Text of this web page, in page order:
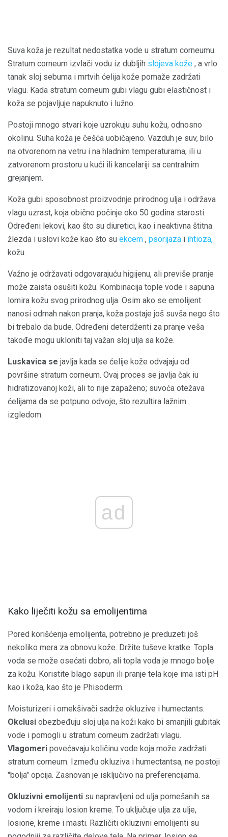
Suva koža je rezultat nedostatka vode u stratum corneumu.
Stratum corneum izvlači vodu iz dubljih slojeva kože , a vrlo
tanak sloj sebuma i mrtvih ćelija kože pomaže zadržati
vlagu. Kada stratum corneum gubi vlagu gubi elastičnost i
koža se pojavljuje napuknuto i lužno.
Postoji mnogo stvari koje uzrokuju suhu kožu, odnosno
okolinu. Suha koža je češća uobičajeno. Vazduh je suv, bilo
na otvorenom na vetru i na hladnim temperaturama, ili u
zatvorenom prostoru u kući ili kancelariji sa centralnim
grejanjem.
Koža gubi sposobnost proizvodnje prirodnog ulja i održava
vlagu uzrast, koja obično počinje oko 50 godina starosti.
Određeni lekovi, kao što su diuretici, kao i neaktivna štitna
žlezda i uslovi kože kao što su ekcem , psorijaza i ihtioza,
kožu.
Važno je održavati odgovarajuću higijenu, ali previše pranje
može zaista osušiti kožu. Kombinacija tople vode i sapuna
lomira kožu svog prirodnog ulja. Osim ako se emolijent
nanosi odmah nakon pranja, koža postaje još suvša nego što
bi trebalo da bude. Određeni deterdženti za pranje veša
takođe mogu ukloniti taj važan sloj ulja sa kože.
Luskavica se javlja kada se ćelije kože odvajaju od
površine stratum corneum. Ovaj proces se javlja čak iu
hidratizovanoj koži, ali to nije zapaženo; suvoća otežava
ćelijama da se potpuno odvoje, što rezultira lažnim
izgledom.
ad
Kako liječiti kožu sa emolijentima
Pored korišćenja emolijenta, potrebno je preduzeti još
nekoliko mera za obnovu kože. Držite tuševe kratke. Topla
voda se može osećati dobro, ali topla voda je mnogo bolje
za kožu. Koristite blago sapun ili pranje tela koje ima isti pH
kao i koža, kao što je Phisoderm.
Moisturizeri i omekšivači sadrže okluzive i humectants.
Okclusi obezbeđuju sloj ulja na koži kako bi smanjili gubitak
vode i pomogli u stratum corneum zadržati vlagu.
Vlagomeri povećavaju količinu vode koja može zadržati
stratum corneum. Između okluziva i humectantsa, ne postoji
"bolja" opcija. Zasnovan je isključivo na preferencijama.
Okluzivni emolijenti su napravljeni od ulja pomešanih sa
vodom i kreiraju losion kreme. To uključuje ulja za ulje,
losione, kreme i masti. Različiti okluzivni emolijenti su